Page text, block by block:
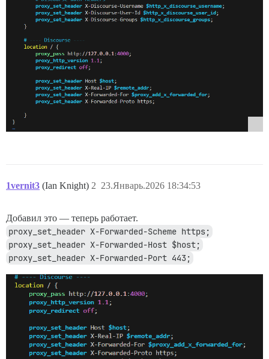
1vernit3 (Ian Knight) 23.Январь.2026 18:34:53
2
Добавил это — теперь работает.
proxy_set_header X-Forwarded-Scheme https;
proxy_set_header X-Forwarded-Host $host;
proxy_set_header X-Forwarded-Port 443;